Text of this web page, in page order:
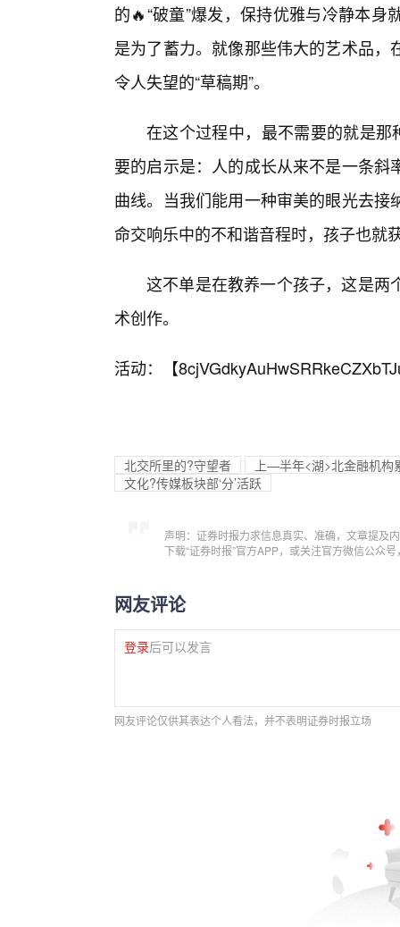
的🔥“破童”爆发，保持优雅与冷静本
是为了蓄力。就像那些伟大的艺术品
令人失望的“草稿期”。
在这个过程中，最不需要的就是那
要的启示是：人的成长从来不是一条
曲线。当我们能用一种审美的眼光去
命交响乐中的不和谐音程时，孩子也就
这不单是在教养一个孩子，这是两
术创作。
活动：【
北交所里的?守望者
上—半年<湖>北金融机
文化?传媒板块部‘分’活跃
声明：证券时报力求信息真实、准确，文章提及
下载“证券时报”官方APP，或关注官方微信公众
网友评论
登录后可以发言
网友评论仅供其表达个人看法，并不表明证券时报立场